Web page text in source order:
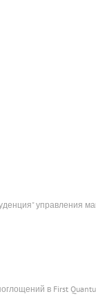
управления
в First